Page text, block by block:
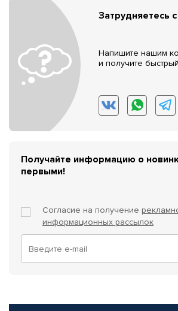
Затрудняетесь
Напишите нашим
и получите
Получайте информацию о
первыми!
Согласие на получение
информационных рассылок